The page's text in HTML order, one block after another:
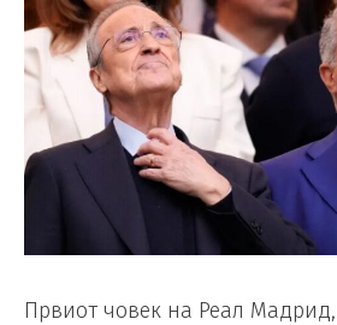
Првиот човек на Реал